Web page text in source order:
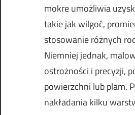
mokre umożliwia
takie jak wilgoć,
stosowanie różnych
Niemniej jednak,
ostrożności i precyzji,
powierzchni lub plam.
nakładania kilku